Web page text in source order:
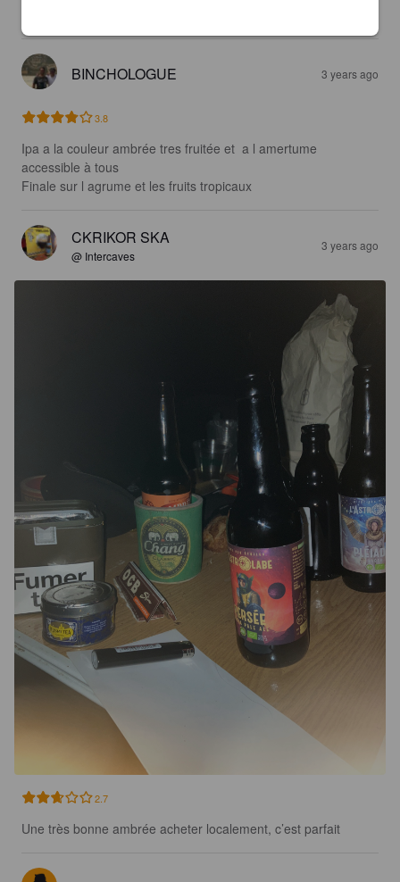
BINCHOLOGUE 3 years ago
3.8
Ipa a la couleur ambrée tres fruitée et  a l amertume
accessible à tous
Finale sur l agrume et les fruits tropicaux
CKRIKOR SKA
@ Intercaves
3 years ago
2.7
Une très bonne ambrée acheter localement, c’est parfait